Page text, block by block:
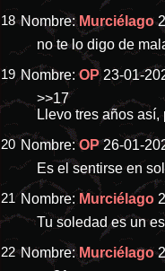
18 Nombre: Murciélago
no te lo digo de
19 Nombre:OP 23-01-
>>17
Llevo tres años
20 Nombre:OP 26-01-
Es el sentirse en
21 Nombre: Murciélago
Tu soledad es un
22 Nombre: Murciélago